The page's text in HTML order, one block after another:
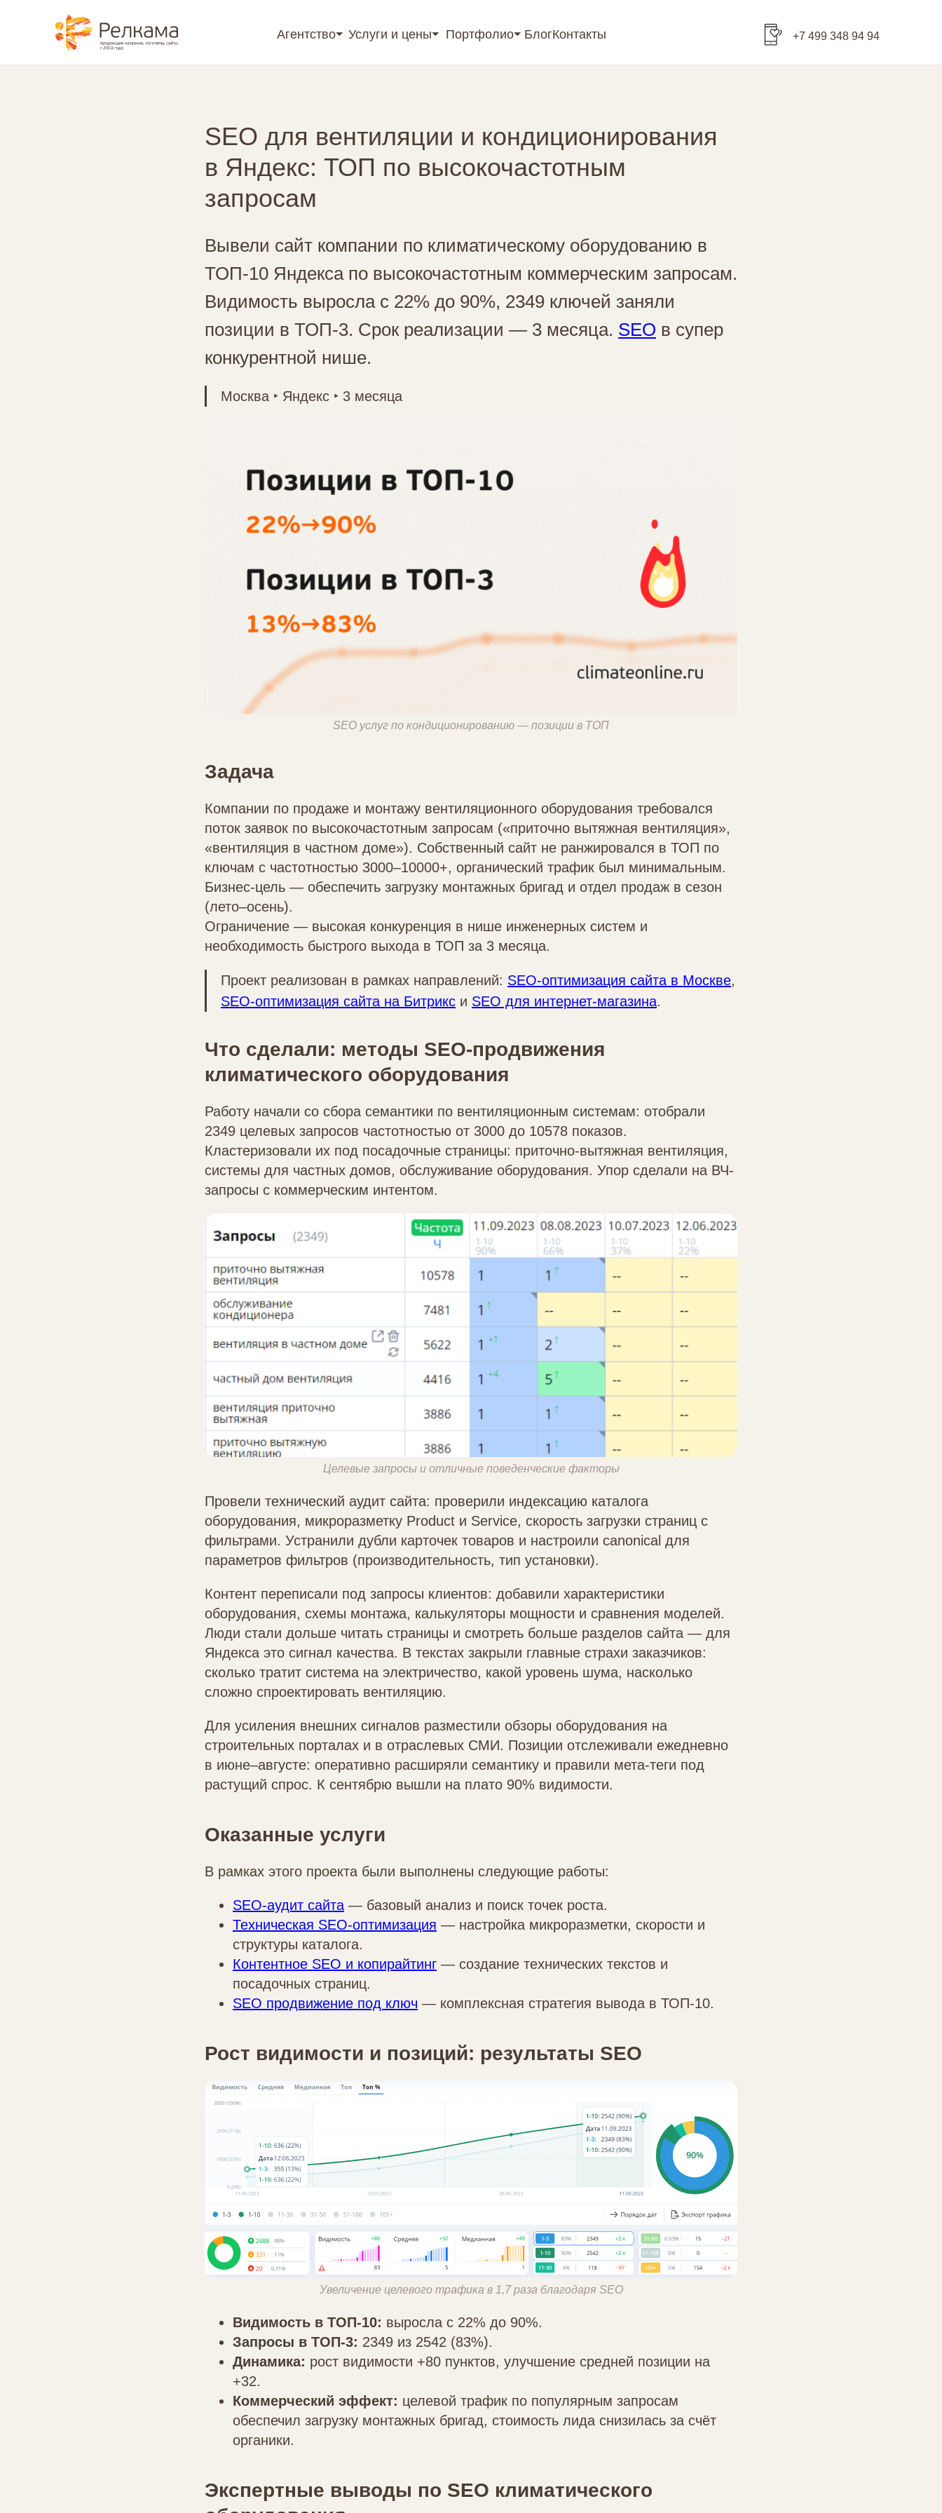
Агентство⏷ Услуги и цены⏷ Портфолио⏷ БлогКонтакты +7 499 348 94 94
⮌ Назад
@media (max-width: 1199px) { #rec1098706601 { position: sticky !important; top: 0; z-index: 9999; } }
SEO для вентиляции и кондиционирования
в Яндекс: ТОП по высокочастотным
запросам
Вывели сайт компании по климатическому оборудованию в
ТОП-10 Яндекса по высокочастотным коммерческим запросам.
Видимость выросла с 22% до 90%, 2349 ключей заняли
позиции в ТОП-3. Срок реализации — 3 месяца. SEO в супер
конкурентной нише.
Москва ‣ Яндекс ‣ 3 месяца
SEO услуг по кондиционированию — позиции в ТОП
Задача
Компании по продаже и монтажу вентиляционного оборудования требовался
поток заявок по высокочастотным запросам («приточно вытяжная вентиляция»,
«вентиляция в частном доме»). Собственный сайт не ранжировался в ТОП по
ключам с частотностью 3000–10000+, органический трафик был минимальным.
Бизнес-цель — обеспечить загрузку монтажных бригад и отдел продаж в сезон
(лето–осень).
Ограничение — высокая конкуренция в нише инженерных систем и
необходимость быстрого выхода в ТОП за 3 месяца.
Проект реализован в рамках направлений: SEO‑оптимизация сайта в Москве,
SEO-оптимизация сайта на Битрикс и SEO для интернет‑магазина.
Что сделали: методы SEO-продвижения
климатического оборудования
Работу начали со сбора семантики по вентиляционным системам: отобрали
2349 целевых запросов частотностью от 3000 до 10578 показов.
Кластеризовали их под посадочные страницы: приточно-вытяжная вентиляция,
системы для частных домов, обслуживание оборудования. Упор сделали на ВЧ-
запросы с коммерческим интентом.
Целевые запросы и отличные поведенческие факторы
Провели технический аудит сайта: проверили индексацию каталога
оборудования, микроразметку Product и Service, скорость загрузки страниц с
фильтрами. Устранили дубли карточек товаров и настроили canonical для
параметров фильтров (производительность, тип установки).
Контент переписали под запросы клиентов: добавили характеристики
оборудования, схемы монтажа, калькуляторы мощности и сравнения моделей.
Люди стали дольше читать страницы и смотреть больше разделов сайта — для
Яндекса это сигнал качества. В текстах закрыли главные страхи заказчиков:
сколько тратит система на электричество, какой уровень шума, насколько
сложно спроектировать вентиляцию.
Для усиления внешних сигналов разместили обзоры оборудования на
строительных порталах и в отраслевых СМИ. Позиции отслеживали ежедневно
в июне–августе: оперативно расширяли семантику и правили мета-теги под
растущий спрос. К сентябрю вышли на плато 90% видимости.
Оказанные услуги
В рамках этого проекта были выполнены следующие работы:
SEO‑аудит сайта — базовый анализ и поиск точек роста.
Техническая SEO‑оптимизация — настройка микроразметки, скорости и
структуры каталога.
Контентное SEO и копирайтинг — создание технических текстов и
посадочных страниц.
SEO продвижение под ключ — комплексная стратегия вывода в ТОП-10.
Рост видимости и позиций: результаты SEO
Увеличение целевого трафика в 1,7 раза благодаря SEO
Видимость в ТОП-10: выросла с 22% до 90%.
Запросы в ТОП-3: 2349 из 2542 (83%).
Динамика: рост видимости +80 пунктов, улучшение средней позиции на
+32.
Коммерческий эффект: целевой трафик по популярным запросам
обеспечил загрузку монтажных бригад, стоимость лида снизилась за счёт
органики.
Экспертные выводы по SEO климатического